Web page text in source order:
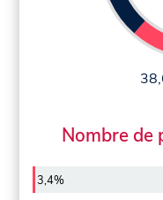
Nombre de
3,4%